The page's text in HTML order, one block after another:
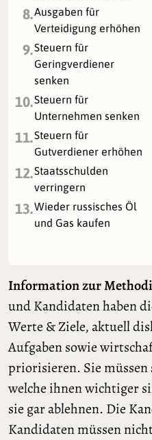
8.Ausgaben für
Verteidigung erhöhen
9.Steuern für
Geringverdiener
senken
10.Steuern für
Unternehmen senken
11.Steuern für
Gutverdiener erhöhen
12.Staatsschulden
verringern
13.Wieder russisches Öl
und Gas kaufen
Information zur
und Kandidaten haben
Werte & Ziele, aktuell
Aufgaben sowie
priorisieren. Sie müssen
welche ihnen wichtiger
sie gar ablehnen. Die
Kandidaten müssen